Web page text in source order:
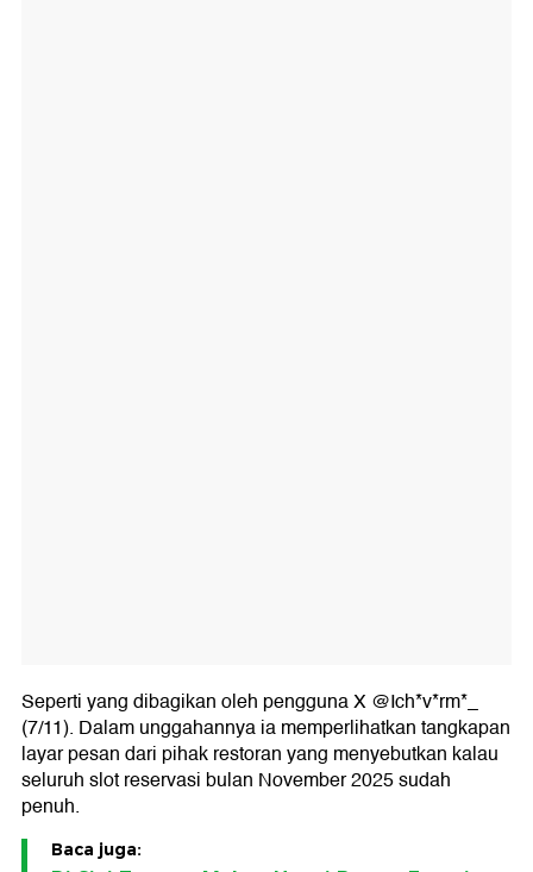
Seperti yang dibagikan oleh pengguna X @Ich*v*rm*_
(7/11). Dalam unggahannya ia memperlihatkan tangkapan
layar pesan dari pihak restoran yang menyebutkan kalau
seluruh slot reservasi bulan November 2025 sudah
penuh.
Baca juga: